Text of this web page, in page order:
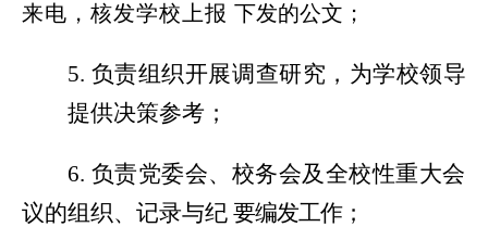
来电，核发学校上报 下发的公文；
5. 负责组织开展调查研究，为学校领导
提供决策参考；
6. 负责党委会、校务会及全校性重大会
议的组织、记录与纪 要编发工作；